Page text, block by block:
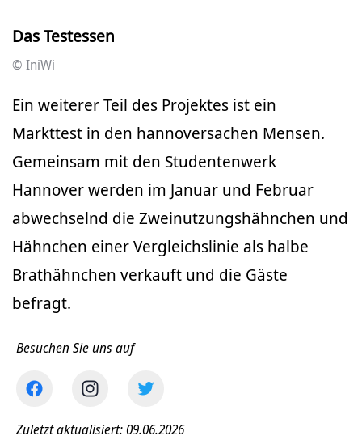
Das Testessen
© IniWi
Ein weiterer Teil des Projektes ist ein
Markttest in den hannoversachen Mensen.
Gemeinsam mit den Studentenwerk
Hannover werden im Januar und Februar
abwechselnd die Zweinutzungshähnchen und
Hähnchen einer Vergleichslinie als halbe
Brathähnchen verkauft und die Gäste
befragt.
Besuchen Sie uns auf
Zuletzt aktualisiert: 09.06.2026